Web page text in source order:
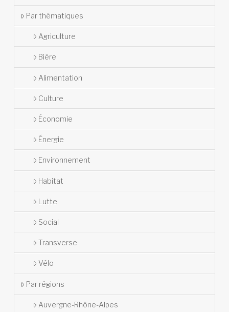
Par thématiques
Agriculture
Bière
Alimentation
Culture
Économie
Énergie
Environnement
Habitat
Lutte
Social
Transverse
Vélo
Par régions
Auvergne-Rhône-Alpes